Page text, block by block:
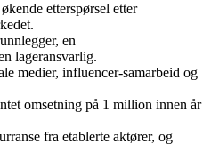
etterspørsel etter
en
lageransvarlig.
medier, influencer-samarbeid og
omsetning på 1 million innen år
fra etablerte aktører, og